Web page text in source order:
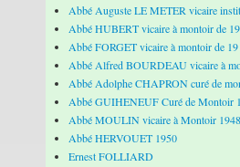
Abbé Auguste LE METER vicaire
Abbé HUBERT vicaire à montoir de
Abbé FORGET vicaire à montoir de 19
Abbé Alfred BOURDEAU vicaire à
Abbé Adolphe CHAPRON curé de
Abbé GUIHENEUF Curé de Montoir
Abbé MOULIN vicaire à Montoir 1948
Abbé HERVOUET 1950
Ernest FOLLIARD